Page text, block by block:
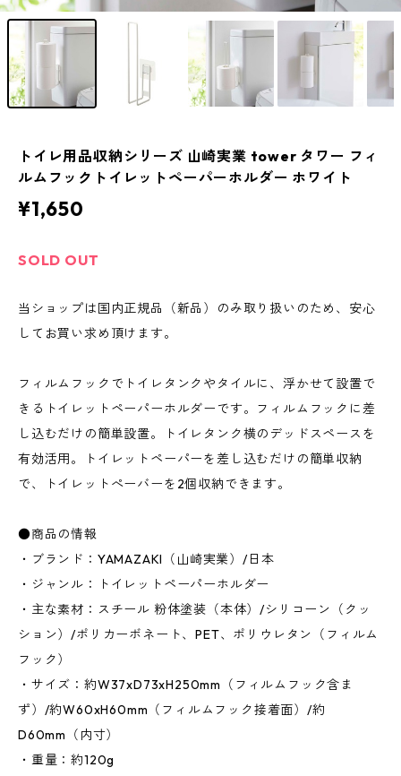
トイレ用品収納シリーズ 山崎実業 tower タワー フィ
ルムフックトイレットペーパーホルダー ホワイト
¥1,650
SOLD OUT
当ショップは国内正規品（新品）のみ取り扱いのため、安心
してお買い求め頂けます。
フィルムフックでトイレタンクやタイルに、浮かせて設置で
きるトイレットペーパーホルダーです。フィルムフックに差
し込むだけの簡単設置。トイレタンク横のデッドスペースを
有効活用。トイレットペーパーを差し込むだけの簡単収納
で、トイレットぺーバーを2個収納できます。
●商品の情報
・ブランド：YAMAZAKI（山崎実業）/日本
・ジャンル：トイレットペーパーホルダー
・主な素材：スチール 粉体塗装（本体）/シリコーン（クッ
ション）/ポリカーボネート、PET、ポリウレタン（フィルム
フック）
・サイズ：約W37xD73xH250mm（フィルムフック含ま
ず）/約W60xH60mm（フィルムフック接着面）/約
D60mm（内寸）
・重量：約120g